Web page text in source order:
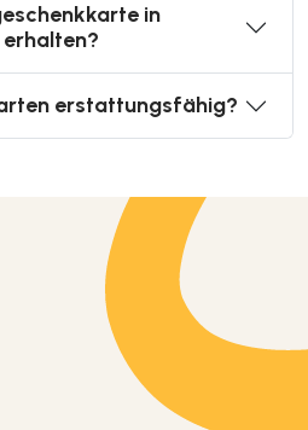
in
erstattungsfähig?